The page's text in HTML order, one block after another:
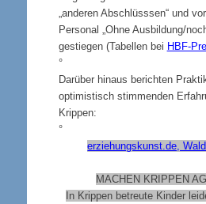
„anderen Abschlüsssen“ und
Personal „Ohne Ausbildung/
gestiegen (Tabellen bei HBF-
°
Darüber hinaus berichten
optimistisch stimmenden
Krippen:
°
erziehungskunst.de,
MACHEN KRIPPEN
In Krippen betreute Kinder